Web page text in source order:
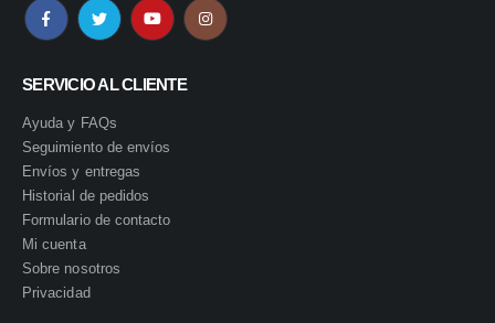
SERVICIO AL CLIENTE
Ayuda y FAQs
Seguimiento de envíos
Envíos y entregas
Historial de pedidos
Formulario de contacto
Mi cuenta
Sobre nosotros
Privacidad